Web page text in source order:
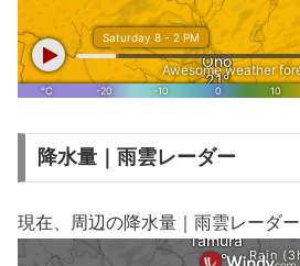
降水量｜雨雲レーダー
現在、周辺の降水量｜雨雲レーダ